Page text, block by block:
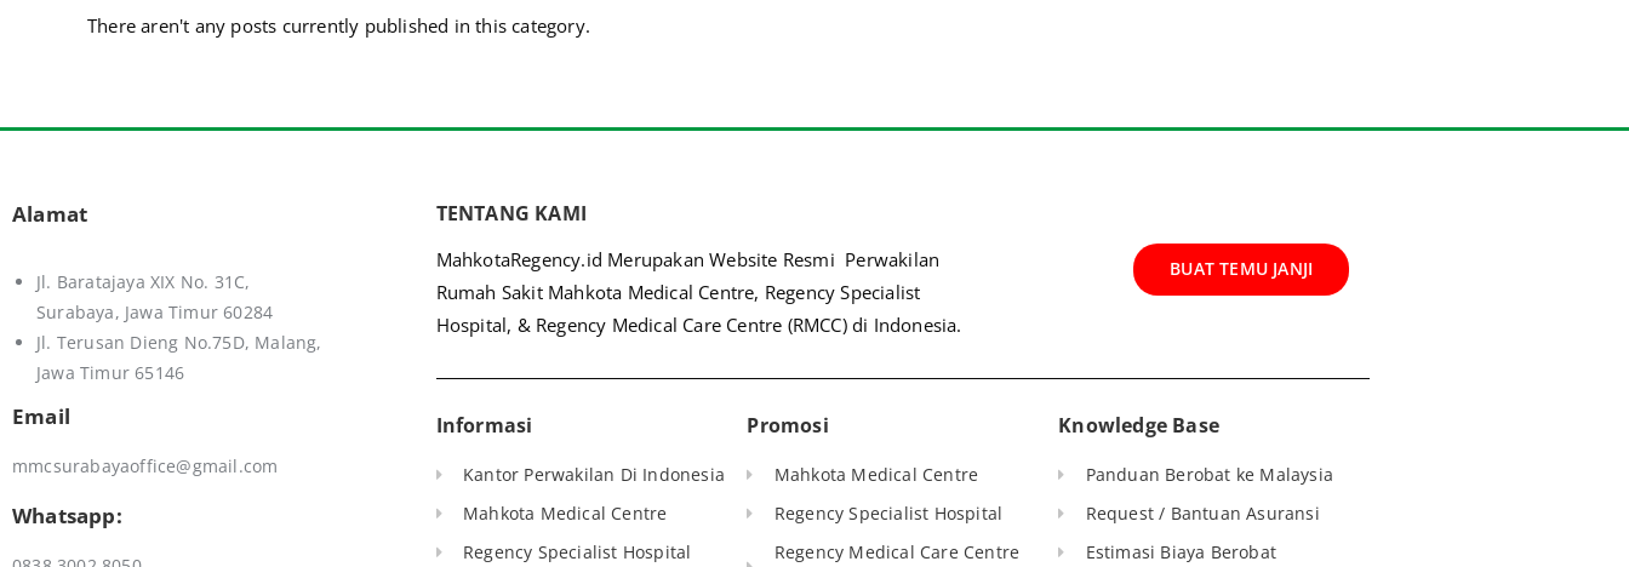
There aren't any posts currently published in this category.
Alamat
Jl. Baratajaya XIX No. 31C,
Surabaya, Jawa Timur 60284
Jl. Terusan Dieng No.75D, Malang,
Jawa Timur 65146
Email
mmcsurabayaoffice@gmail.com
Whatsapp:
TENTANG KAMI
MahkotaRegency.id Merupakan Website Resmi Perwakilan
Rumah Sakit Mahkota Medical Centre, Regency Specialist
Hospital, & Regency Medical Care Centre (RMCC) di Indonesia.
BUAT TEMU JANJI
Informasi
Kantor Perwakilan Di Indonesia
Mahkota Medical Centre
Regency Specialist Hospital
Promosi
Mahkota Medical Centre
Regency Specialist Hospital
Regency Medical Care Centre
Knowledge Base
Panduan Berobat ke Malaysia
Request / Bantuan Asuransi
Estimasi Biaya Berobat